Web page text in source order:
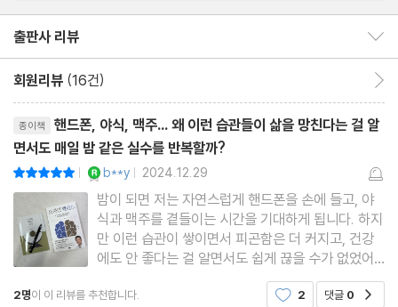
톡스 일지 쓰기 ② ?step 3 이미지 트레이닝 상상은 현실이 된다!
상황 재설정 피할 수 없으면 즐겨라 ?step 3 인내의 시간 불편함을
참고 절제력 기르기 -도파민 디톡스 일지 쓰기 ③
7장 3단계 | 노력에 대한 보상받기
step 1 보상의 종류 어떤 보상을 고를 것인가 ?step 2 맞춤 보상
설정 내가 나에게 주고 싶은 것 ?step 3 보상 크기 조절 밥그릇에
출판사 리뷰
회원리뷰 (16건)
종이책
핸드폰, 야식, 맥주… 왜 이런 습관들이 삶을 망친다는 걸 알
면서도 매일 밤 같은 실수를 반복할까?
| b**y | 2024.12.29
밤이 되면 저는 자연스럽게 핸드폰을 손에 들고, 야
식과 맥주를 곁들이는 시간을 기대하게 됩니다. 하지
만 이런 습관이 쌓이면서 피곤함은 더 커지고, 건강
에도 안 좋다는 걸 알면서도 쉽게 끊을 수가 없었어
요. 처음엔 단순히 제 의지가 약한 탓이라 생각했지
만, 그럴수록 죄책감만 커지고 변화는 쉽지 않더라고
2명이 이 리뷰를 추천합니다. 2 댓글 0